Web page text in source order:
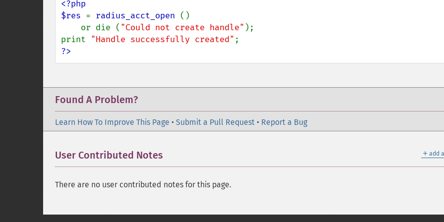
<?php
$res = radius_acct_open ()
    or die (
"Could not create handle" );
print "Handle successfully created"
?>
Found A Problem?
Learn How To Improve This Page • Submit a Pull Request • Report a Bug
＋ add
User Contributed Notes
There are no user contributed notes for this page.